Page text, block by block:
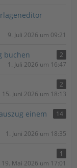
9. Juli 2026 um 09:21
buchen
2
1. Juli 2026 um 16:47
2
15. Juni 2026 um 18:13
einem
14
1. Juni 2026 um 18:35
1
19. Mai 2026 um 17:01